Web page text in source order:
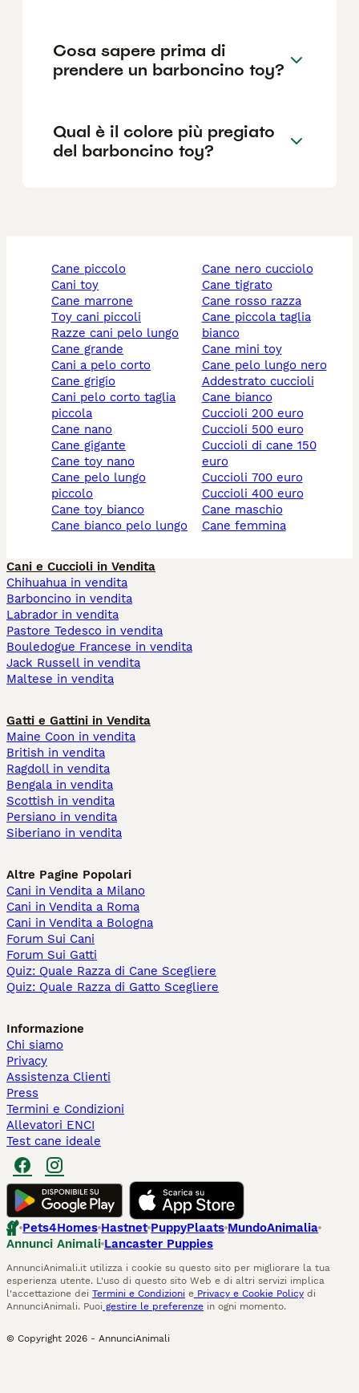
Cosa sapere prima di
prendere un barboncino toy?
Qual è il colore più pregiato
del barboncino toy?
cane piccolo
cani toy
cane marrone
toy cani piccoli
razze cani pelo lungo
cane grande
cani a pelo corto
cane grigio
cani pelo corto taglia
piccola
cane nano
cane gigante
cane toy nano
cane pelo lungo
piccolo
cane toy bianco
cane bianco pelo lungo
cane nero cucciolo
cane tigrato
cane rosso razza
cane piccola taglia
bianco
cane mini toy
cane pelo lungo nero
addestrato cuccioli
cane bianco
cuccioli 200 euro
cuccioli 500 euro
cuccioli di cane 150
euro
cuccioli 700 euro
cuccioli 400 euro
cane maschio
cane femmina
Cani e Cuccioli in Vendita
Chihuahua in vendita
Barboncino in vendita
Labrador in vendita
Pastore Tedesco in vendita
Bouledogue Francese in vendita
Jack Russell in vendita
Maltese in vendita
Gatti e Gattini in Vendita
Maine Coon in vendita
British in vendita
Ragdoll in vendita
Bengala in vendita
Scottish in vendita
Persiano in vendita
Siberiano in vendita
Altre Pagine Popolari
Cani in Vendita a Milano
Cani in Vendita a Roma
Cani in Vendita a Bologna
Forum Sui Cani
Forum Sui Gatti
Quiz: Quale Razza di Cane Scegliere
Quiz: Quale Razza di Gatto Scegliere
Informazione
Chi siamo
Privacy
Assistenza Clienti
Press
Termini e Condizioni
Allevatori ENCI
Test cane ideale
Pets4Homes Hastnet PuppyPlaats MundoAnimalia
Annunci Animali Lancaster Puppies
AnnunciAnimali.it utilizza i cookie su questo sito per migliorare la tua
esperienza utente. L'uso di questo sito Web e di altri servizi implica
l'accettazione dei Termini e Condizioni e Privacy e Cookie Policy di
AnnunciAnimali. Puoi gestire le preferenze in ogni momento.
© Copyright 2026 - AnnunciAnimali